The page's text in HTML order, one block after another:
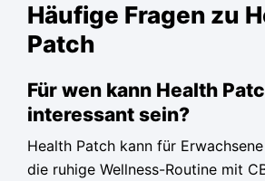
Häufige Fragen zu
Patch
Für wen kann Health
interessant sein?
Health Patch kann für
die ruhige Wellness-Routine mit